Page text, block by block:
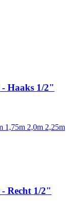
Haaks 1/2"
1,75m 2,0m 2,25m
Recht 1/2"